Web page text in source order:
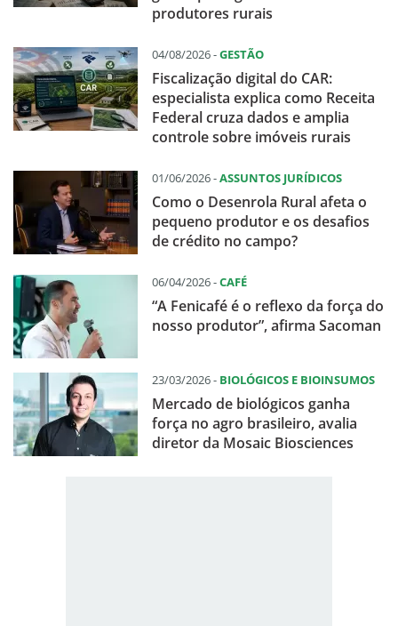
produtores rurais
04/08/2026 -GESTÃO
Fiscalização digital do CAR:
especialista explica como Receita
Federal cruza dados e amplia
controle sobre imóveis rurais
01/06/2026 -ASSUNTOS JURÍDICOS
Como o Desenrola Rural afeta o
pequeno produtor e os desafios
de crédito no campo?
06/04/2026 -CAFÉ
“A Fenicafé é o reflexo da força do
nosso produtor”, afirma Sacoman
23/03/2026 - BIOLÓGICOS E BIOINSUMOS
Mercado de biológicos ganha
força no agro brasileiro, avalia
diretor da Mosaic Biosciences